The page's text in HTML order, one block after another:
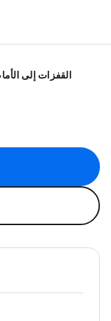
القفزات إلى